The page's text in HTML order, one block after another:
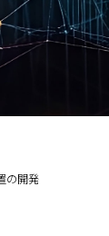
の開発